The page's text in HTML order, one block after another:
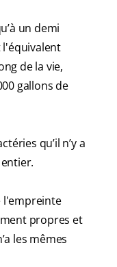
un demi
l'équivalent
de la vie,
gallons de
qu’il n’y a
l'empreinte
propres et
les mêmes